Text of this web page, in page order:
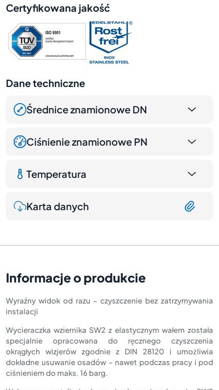
Certyfikowana jakość
Dane techniczne
Średnice znamionowe DN
Ciśnienie znamionowe PN
Temperatura
Karta danych
Informacje o produkcie
Wyraźny widok od razu – czyszczenie bez zatrzymywania
instalacji
Wycieraczka wziernika SW2 z elastycznym wałem została
specjalnie opracowana do ręcznego czyszczenia
okrągłych wizjerów zgodnie z DIN 28120 i umożliwia
dokładne usuwanie osadów – nawet podczas pracy i pod
ciśnieniem do maks. 16 barg.